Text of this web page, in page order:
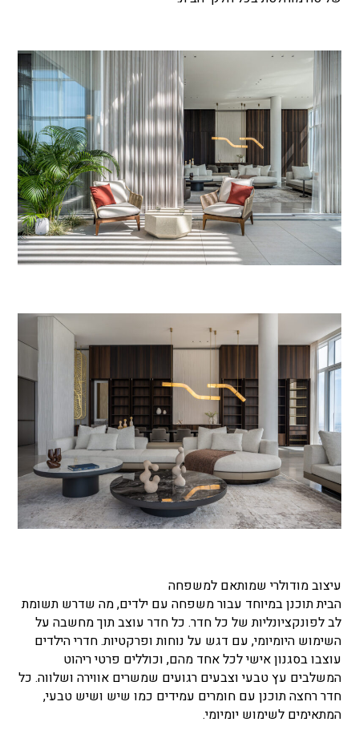
עיצוב מודולרי שמותאם למשפחה
הבית תוכנן במיוחד עבור משפחה עם ילדים, מה שדרש תשומת
לב לפונקציונליות של כל חדר. כל חדר עוצב תוך מחשבה על
השימוש היומיומי, עם דגש על נוחות ופרקטיות. חדרי הילדים
עוצבו בסגנון אישי לכל אחד מהם, וכוללים פרטי ריהוט
המשלבים עץ טבעי וצבעים רגועים שמשרים אווירה ושלווה. כל
חדר רחצה תוכנן עם חומרים עמידים כמו שיש ושיש טבעי,
המתאימים לשימוש יומיומי.